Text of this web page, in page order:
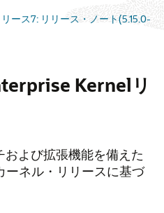
ース7: リリース・ノート(5.15.0-
Kernelリ
および拡張機能を備えた
ーネル・リリースに基づ